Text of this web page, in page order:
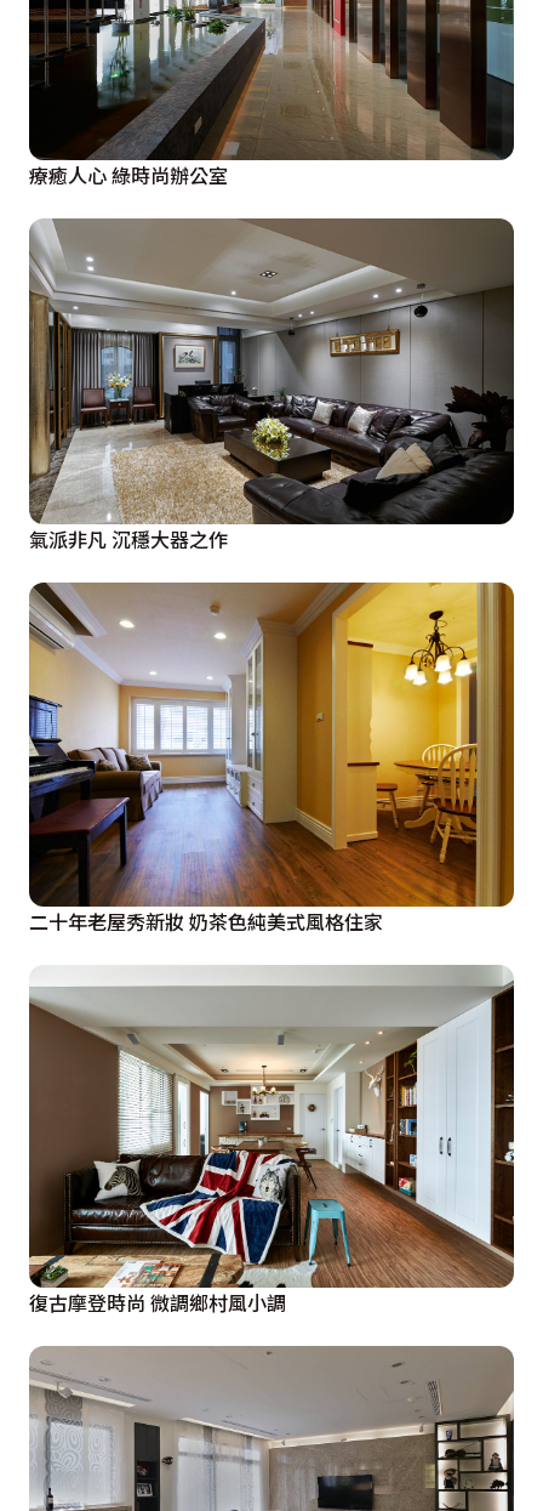
療癒人心 綠時尚辦公室
氣派非凡 沉穩大器之作
二十年老屋秀新妝 奶茶色純美式風格住家
復古摩登時尚 微調鄉村風小調